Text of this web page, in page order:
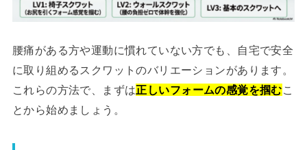
腰痛がある方や運動に慣れていない方でも、自宅で安全
に取り組めるスクワットのバリエーションがあります。
これらの方法で、まずは正しいフォームの感覚を掴むこ
とから始めましょう。